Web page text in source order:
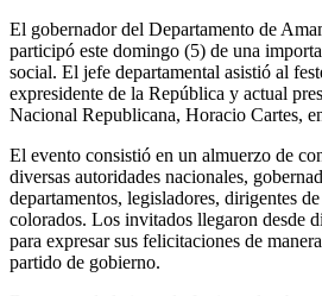
El gobernador del Departamento de
participó este domingo (5) de una
social. El jefe departamental asistió al
expresidente de la República y actual
Nacional Republicana, Horacio Cartes,
El evento consistió en un almuerzo de
diversas autoridades nacionales,
departamentos, legisladores, dirigentes
colorados. Los invitados llegaron desde
para expresar sus felicitaciones de
partido de gobierno.